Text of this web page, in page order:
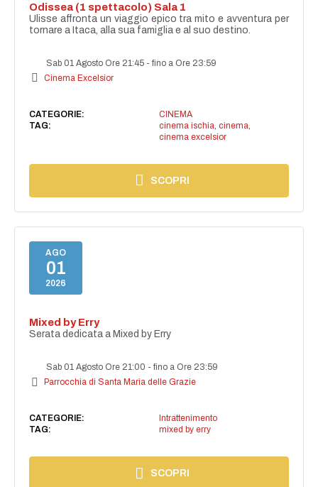
Odissea (1 spettacolo) Sala 1
Ulisse affronta un viaggio epico tra mito e avventura per
tornare a Itaca, alla sua famiglia e al suo destino.
Sab 01 Agosto Ore 21:45 -fino a Ore 23:59
Cinema Excelsior
CATEGORIE:
CINEMA
TAG:
cinema ischia cinema
cinema excelsior
SCOPRI
AGO
01
2026
Mixed by Erry
Serata dedicata a Mixed by Erry
Sab 01 Agosto Ore 21:00 -fino a Ore 23:59
Parrocchia di Santa Maria delle Grazie
CATEGORIE:
Intrattenimento
TAG:
mixed by erry
SCOPRI